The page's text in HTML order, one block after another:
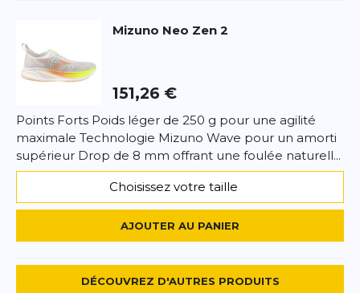
Mizuno Neo Zen 2
151,26 €
Points Forts Poids léger de 250 g pour une agilité
maximale Technologie Mizuno Wave pour un amorti
supérieur Drop de 8 mm offrant une foulée naturell...
Choisissez votre taille
AJOUTER AU PANIER
DÉCOUVREZ D'AUTRES PRODUITS